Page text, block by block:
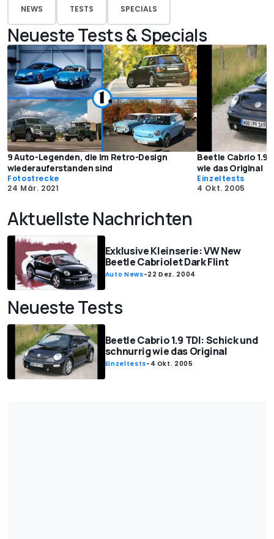
NEWS TESTS SPECIALS
Neueste Tests & Specials
9 Auto-Legenden, die im Retro-Design
wiederauferstanden sind
Fotostrecke
24 Mär. 2021
Beetle Cabrio 1.9
wie das Original
Einzeltests
4 Okt. 2005
Aktuellste Nachrichten
Exklusive Kleinserie: VW New
Beetle Cabriolet Dark Flint
Auto News-22 Dez. 2004
Neueste Tests
Beetle Cabrio 1.9 TDI: Schick und
schnurrig wie das Original
Einzeltests- 4 Okt. 2005